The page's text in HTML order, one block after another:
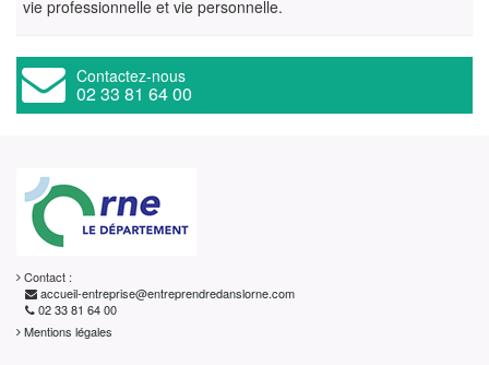
vie professionnelle et vie personnelle.
Contactez-nous
02 33 81 64 00
Contact :
accueil-entreprise@entreprendredanslorne.com
02 33 81 64 00
Mentions légales